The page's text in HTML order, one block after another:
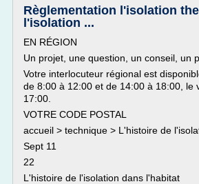
Règlementation l'isolation
l'isolation ...
EN RÉGION
Un projet, une question, un conseil, un
Votre interlocuteur régional est
de 8:00 à 12:00 et de 14:00 à 18:00, le
17:00.
VOTRE CODE POSTAL
accueil > technique > L'histoire de
Sept 11
22
L'histoire de l'isolation dans l'habitat